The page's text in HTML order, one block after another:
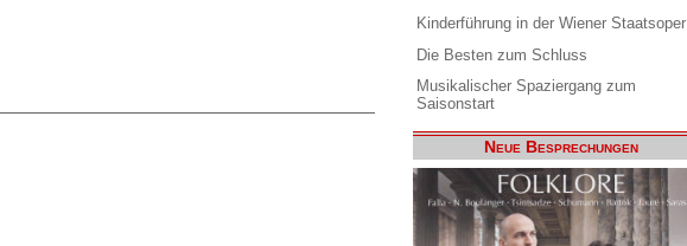
Kinderführung in der Wiener Staatsoper
Die Besten zum Schluss
Musikalischer Spaziergang zum
Saisonstart
Neue Besprechungen